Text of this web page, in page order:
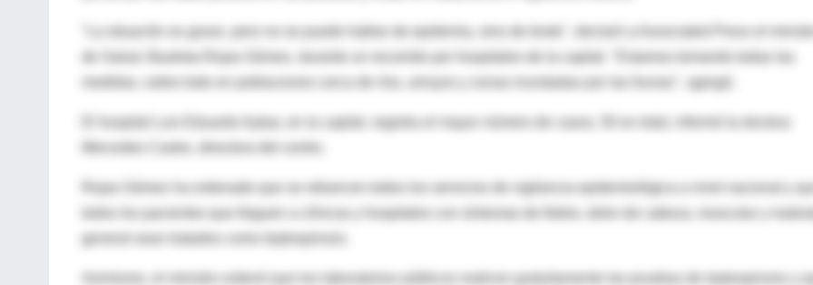
de Salud, Bautista Rojas Gómez, durante un recorrido por hospitales de la capital. "Estamos tomando todas las
medidas, sobre todo en poblaciones cerca de ríos, arroyos y zonas inundadas por las lluvias", agregó.
El hospital Luis Eduardo Aybar, en la capital, registra el mayor número de casos, 50 en total, informó la doctora
Rojas Gómez ha ordenado que se refuercen todos los servicios de vigilancia epidemiológica a nivel nacional y que
todos los pacientes que lleguen a clínicas y hospitales con síntomas de fiebre, dolor de cabeza, muscular y
general sean tratados como leptospirosis.